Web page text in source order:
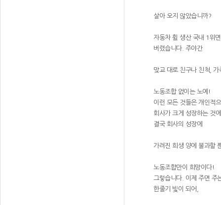
살아 오지 않았습니까?
자동차 휠 생산 국내 1위
버렸습니다. 주야간
맞교 대로 친구나 친척,
노동조합 없이는 노예!
이런 모든 것들은 개인적
회사가 크게 성장하는 것
결국 회사의 성장에
가려진 희생 양에 불과할
노동조합만이 희망이다!
그렇습니다. 이제 주면 주
한줄기 빛이 되어,